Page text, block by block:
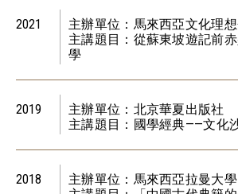
2021
主辦單位：馬來西亞文化理
主講題目：從蘇東坡遊記前
學
2019
主辦單位：北京華夏出版社
主講題目：國學經典——文化
2018
主辦單位：馬來西亞拉曼大學